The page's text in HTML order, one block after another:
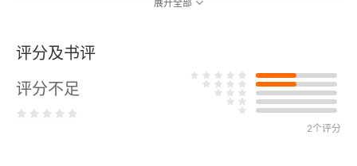
1.3.2 生成数据
1.3.3 采样陷阱
展开全部
评分及书评
评分不足
2个评分